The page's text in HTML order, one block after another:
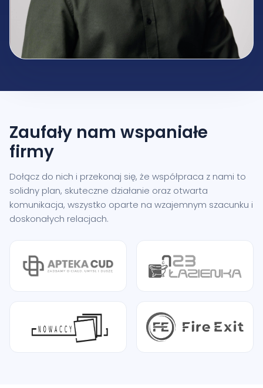
Zaufały nam wspaniałe
firmy
Dołącz do nich i przekonaj się, że współpraca z nami to
solidny plan, skuteczne działanie oraz otwarta
komunikacja, wszystko oparte na wzajemnym szacunku i
doskonałych relacjach.